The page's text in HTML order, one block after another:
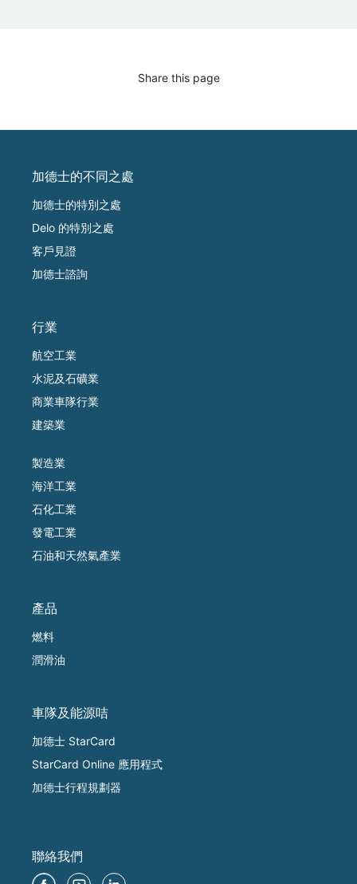
Share this page
加德士的不同之處
加德士的特別之處
Delo 的特別之處
客戶見證
加德士諮詢
行業
航空工業
水泥及石礦業
商業車隊行業
建築業
製造業
海洋工業
石化工業
發電工業
石油和天然氣產業
產品
燃料
潤滑油
車隊及能源咭
加德士 StarCard
StarCard Online 應用程式
加德士行程規劃器
聯絡我們